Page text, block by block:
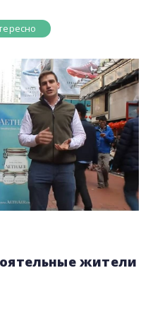
жители